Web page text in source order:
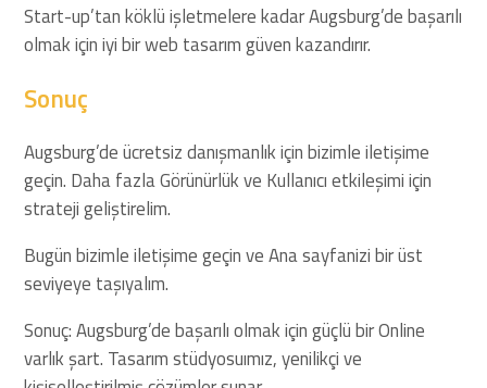
Start-up’tan köklü işletmelere kadar Augsburg’de başarılı
olmak için iyi bir web tasarım güven kazandırır.
Sonuç
Augsburg’de ücretsiz danışmanlık için bizimle iletişime
geçin. Daha fazla Görünürlük ve Kullanıcı etkileşimi için
strateji geliştirelim.
Bugün bizimle iletişime geçin ve Ana sayfanizi bir üst
seviyeye taşıyalım.
Sonuç: Augsburg’de başarılı olmak için güçlü bir Online
varlık şart. Tasarım stüdyosuımız, yenilikçi ve